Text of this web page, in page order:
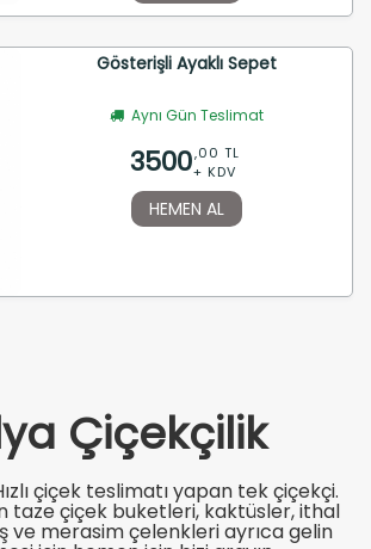
Gösterişli Ayaklı Sepet
Aynı Gün Teslimat
3500,00 TL
+ KDV
HEMEN AL
Çiçekçilik
çiçek teslimatı yapan tek çiçekçi.
taze çiçek buketleri, kaktüsler, ithal
ve merasim çelenkleri ayrıca gelin